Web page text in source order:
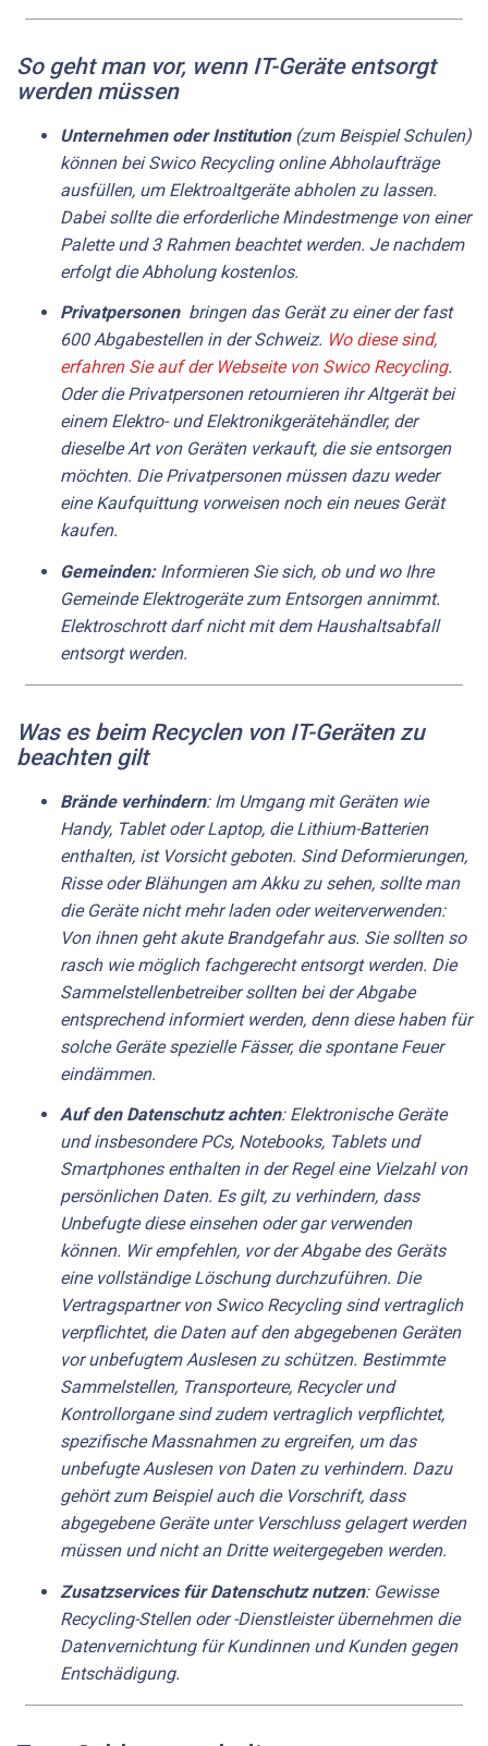
So geht man vor, wenn IT-Geräte entsorgt
werden müssen
Unternehmen oder Institution(zum Beispiel Schulen)
können bei Swico Recycling online Abholauf­träge
ausfüllen, um Elektroaltgeräte abholen zu lassen.
Dabei sollte die erforderliche Mindestmenge von einer
Palette und 3 Rahmen beachtet werden. Je nachdem
erfolgt die Abholung kostenlos.
Privatpersonenbringen das Gerät zu einer der fast
600 Abgabestellen in der Schweiz. Wo diese sind,
erfahren Sie auf der Webseite von Swico Recycling.
Oder die Privatpersonen retournieren ihr Altgerät bei
einem Elektro- und Elektronikgerätehändler, der
dieselbe Art von Geräten verkauft, die sie entsorgen
möchten. Die Privatpersonen müssen dazu weder
eine Kaufquittung vorweisen noch ein neues Gerät
kaufen.
Gemeinden: Informieren Sie sich, ob und wo Ihre
Gemeinde Elektrogeräte zum Entsorgen annimmt.
Elektroschrott darf nicht mit dem Haushaltsabfall
entsorgt werden.
Was es beim Recyclen von IT-Geräten zu
beachten gilt
Brände verhindern: Im Umgang mit Geräten wie
Handy, Tablet oder Laptop, die Lithium-Batterien
enthalten, ist Vorsicht geboten. Sind Deformierungen,
Risse oder Blähungen am Akku zu sehen, sollte man
die Geräte nicht mehr laden oder weiterverwenden:
Von ihnen geht akute Brandgefahr aus. Sie sollten so
rasch wie möglich fachgerecht entsorgt werden. Die
Sammelstellenbetreiber sollten bei der Abgabe
entsprechend informiert werden, denn diese haben für
solche Geräte spezielle Fässer, die spontane Feuer
eindämmen.
Auf den Datenschutz achten: Elektronische Geräte
und insbesondere PCs, Notebooks, Tablets und
Smartphones enthalten in der Regel eine Vielzahl von
persönlichen Daten. Es gilt, zu verhindern, dass
Unbefugte diese einsehen oder gar verwenden
können. Wir empfehlen, vor der Abgabe des Geräts
eine vollständige Löschung durchzuführen. Die
Vertragspartner von Swico Recycling sind vertraglich
verpflichtet, die Daten auf den abgegebenen Geräten
vor unbefugtem Auslesen zu schützen. Bestimmte
Sammelstellen, Transporteure, Recycler und
Kontrollorgane sind zudem vertraglich verpflichtet,
spezifische Massnahmen zu ergreifen, um das
unbefugte Auslesen von Daten zu verhindern. Dazu
gehört zum Beispiel auch die Vorschrift, dass
abgegebene Geräte unter Verschluss gelagert werden
müssen und nicht an Dritte weitergegeben werden.
Zusatzservices für Datenschutz nutzen: Gewisse
Recycling-Stellen oder -Dienstleister übernehmen die
Datenvernichtung für Kundinnen und Kunden gegen
Entschädigung.